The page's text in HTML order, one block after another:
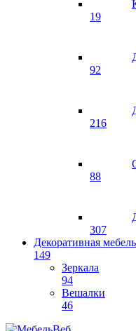
19
92
216
88
307
Декоративная мебель
149
Зеркала
94
Вешалки
46